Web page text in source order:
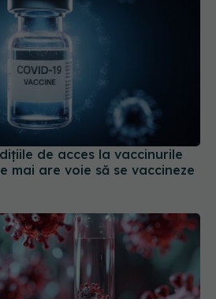
de acces la vaccinurile
mai are voie să se vaccineze